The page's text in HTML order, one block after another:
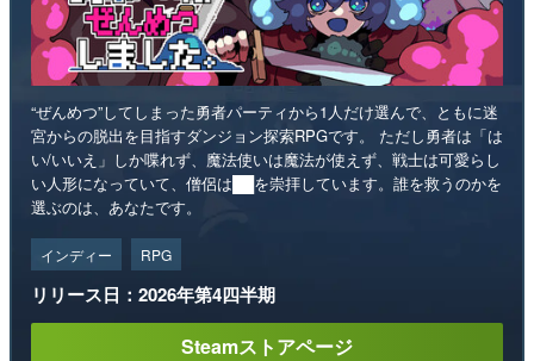
“ぜんめつ”してしまった勇者パーティから1人だけ選んで、ともに迷
宮からの脱出を目指すダンジョン探索RPGです。 ただし勇者は「は
い/いいえ」しか喋れず、魔法使いは魔法が使えず、戦士は可愛らし
い人形になっていて、僧侶は██を崇拝しています。誰を救うのかを
選ぶのは、あなたです。
インディー RPG
リリース日：2026年第4四半期
Steamストアページ